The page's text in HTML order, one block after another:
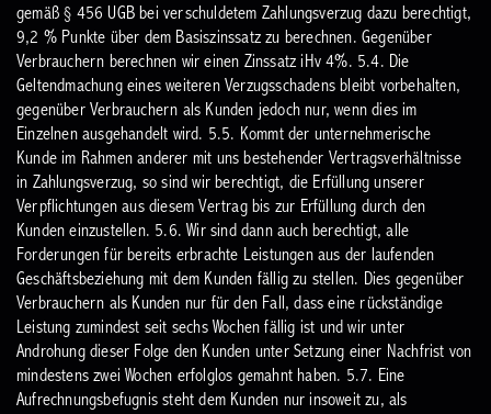
gemäß § 456 UGB bei verschuldetem Zahlungsverzug dazu berechtigt,
9,2 % Punkte über dem Basiszinssatz zu berechnen. Gegenüber
Verbrauchern berechnen wir einen Zinssatz iHv 4%. 5.4. Die
Geltendmachung eines weiteren Verzugsschadens bleibt vorbehalten,
gegenüber Verbrauchern als Kunden jedoch nur, wenn dies im
Einzelnen ausgehandelt wird. 5.5. Kommt der unternehmerische
Kunde im Rahmen anderer mit uns bestehender Vertragsverhältnisse
in Zahlungsverzug, so sind wir berechtigt, die Erfüllung unserer
Verpflichtungen aus diesem Vertrag bis zur Erfüllung durch den
Kunden einzustellen. 5.6. Wir sind dann auch berechtigt, alle
Forderungen für bereits erbrachte Leistungen aus der laufenden
Geschäftsbeziehung mit dem Kunden fällig zu stellen. Dies gegenüber
Verbrauchern als Kunden nur für den Fall, dass eine rückständige
Leistung zumindest seit sechs Wochen fällig ist und wir unter
Androhung dieser Folge den Kunden unter Setzung einer Nachfrist von
mindestens zwei Wochen erfolglos gemahnt haben. 5.7. Eine
Aufrechnungsbefugnis steht dem Kunden nur insoweit zu, als